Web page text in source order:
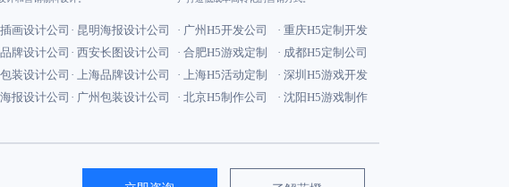
画设计公司
牌设计公司
装设计公司
报设计公司
· 昆明海报设计公司
· 西安长图设计公司
· 上海品牌设计公司
· 广州包装设计公司
· 广州H5开发公司
· 合肥H5游戏定制
· 上海H5活动定制
· 北京H5制作公司
· 重庆H5定制开发
· 成都H5定制公司
· 深圳H5游戏开发
· 沈阳H5游戏制作